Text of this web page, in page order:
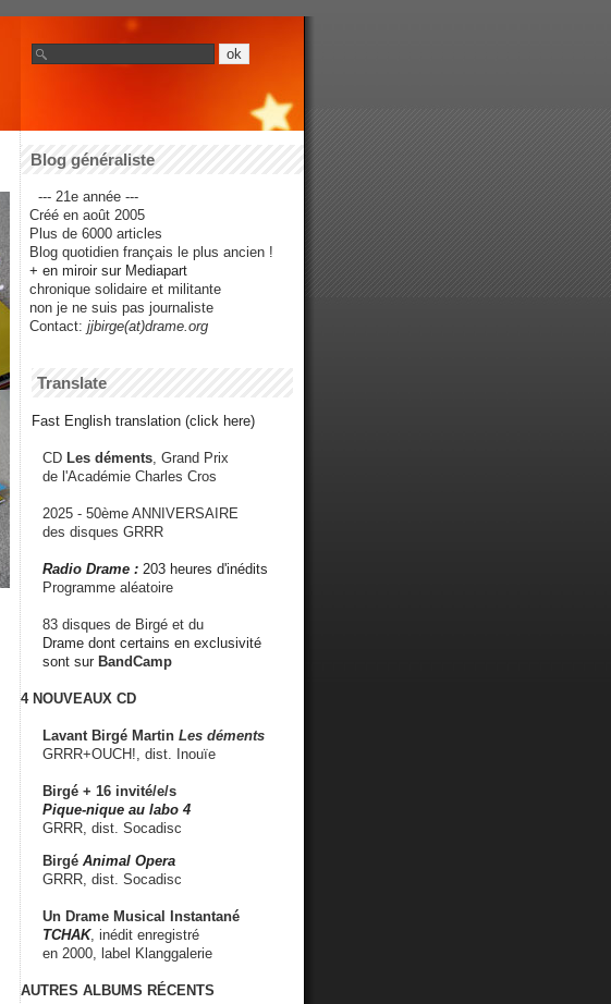
Blog généraliste
--- 21e année ---
Créé en août 2005
Plus de 6000 articles
Blog quotidien français le plus ancien !
+ en miroir sur Mediapart
chronique solidaire et militante
non je ne suis pas journaliste
Contact: jjbirge(at)drame.org
Translate
Fast English translation (click here)
CD Les déments , Grand Prix
de l'Académie Charles Cros
2025 - 50ème ANNIVERSAIRE
des disques GRRR
Radio Drame : 203 heures d'inédits
Programme aléatoire
83 disques de Birgé et du
Drame dont certains en exclusivité
sont sur BandCamp
4 NOUVEAUX CD
Lavant Birgé Martin Les déments
GRRR+OUCH!, dist. Inouïe
Birgé + 16 invité/e/s
Pique-nique au labo 4
GRRR, dist. Socadisc
Birgé Animal Opera
GRRR, dist. Socadisc
Un Drame Musical Instantané
TCHAK, inédit enregistré
en 2000, label Klanggalerie
AUTRES ALBUMS RÉCENTS